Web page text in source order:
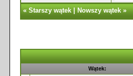
«Starszy wątek|Nowszy wątek»
Wątek: